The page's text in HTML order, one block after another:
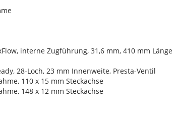
interne Zugführung, 31,6 mm, 410 mm Länge
28-Loch, 23 mm Innenweite, Presta-Ventil
110 x 15 mm Steckachse
148 x 12 mm Steckachse